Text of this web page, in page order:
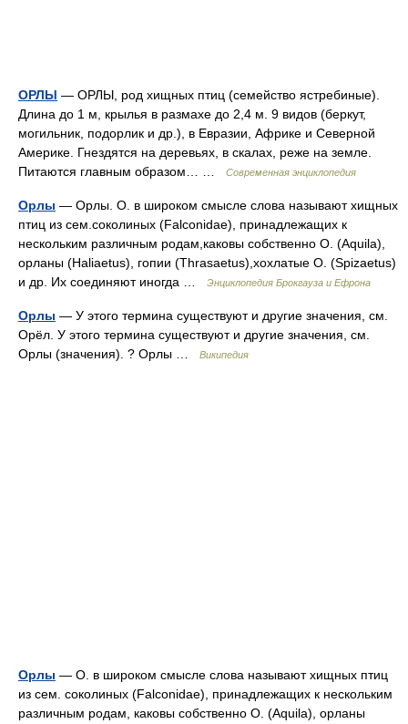
ОРЛЫ — ОРЛЫ, род хищных птиц (семейство ястребиные).
Длина до 1 м, крылья в размахе до 2,4 м. 9 видов (беркут,
могильник, подорлик и др.), в Евразии, Африке и Северной
Америке. Гнездятся на деревьях, в скалах, реже на земле.
Питаются главным образом… …
Современная энциклопедия
Орлы — Орлы. О. в широком смысле слова называют хищных
птиц из сем.соколиных (Falconidae), принадлежащих к
нескольким различным родам,каковы собственно О. (Aquila),
орланы (Haliaetus), гопии (Thrasaetus),хохлатые О. (Spizaetus)
и др. Их соединяют иногда …
Энциклопедия Брокгауза и Ефрона
Орлы — У этого термина существуют и другие значения, см.
Орёл. У этого термина существуют и другие значения, см.
Орлы (значения). ? Орлы …
Википедия
Орлы — О. в широком смысле слова называют хищных птиц
из сем. соколиных (Falconidae), принадлежащих к нескольким
различным родам, каковы собственно О. (Aquila), орланы